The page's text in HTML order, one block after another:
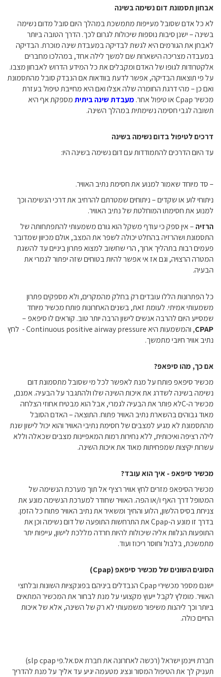
אבחון תסמונת דום נשימה בשינה
לא כל אדם שסובל מעייפות מתמשכת במהלך היום סובל מדום נשימה
בשינה – ישנן סיבות נוספות שיכולות לגרום לכך. הדרך הטובה ביותר
לאבחן את הגורמים היא לגשת לבדיקה במעבדת שינה מוכרת. הבדיקה
במעבדה מצריכה הישארות שם למשך לילה אחד, במהלכו מחברים
אלקטרודות לגופו של האדם ומקבלים את כל המידע הדרוש לאבחון מצבו.
על פי תוצאות הבדיקה, אפשר לדעת בוודאות אם הנבדק סובל מהתסמונת
ואם כן – מהי דרגת החומרה שלה אצלו ואם היא מחייבת טיפול בעזרת
מכשיר Cpap או טיפול אחר.
מעבדת שינה ביתיתמספקת אף היא
תשובה לגבי חסימה נשימתית במהלך השינה.
דרכים לטיפול בדום נשימה בשינה
עד היום הדרכים להתמודדות עם דום נשימה בשינה היו:
– סד מיוחד שאמור למנוע את חסימת נתיב האוויר.
ניתוחי לוע או שקדים – ניתוחים שמטרתם להרחיב את דרכי הנשימה וכך
למנוע את חסימתו המוחלטת של נתיב האוויר.
הרזיה – אין ספק כי עודף משקל הוא גורם משמעותי להתפתחותה של
התסמונת ושהרזיה בהחלט יכולה לשפר את המצב, אולם מכיוון שמדובר
פעמים רבות בתהליך ארוך, הרי שחשוב למצוא פתרון ביניים עד להשגת
המטרה הרצויה, וגם אז אי אפשר להיות בטוחים שזה יפתור לגמרי את
הבעיה.
כל הפתרונות הללו עובדים רק בחלק מהמקרים, ולא מספקים פתרון
משמעותי אמיתי. לעומת זאת, בשנים האחרונות פותח מכשיר מיוחד
שמסייע היום להרבה אנשים לישון הרבה יותר טוב. קוראים לו סיפאפ –
CPAP, והמשמעות היאContinuous positive airway pressure- לחץ
נתיב אוויר חיובי מתמשך.
אם כך, מהו סיפאפ?
מכשיר סיפאפ פותח על מנת לאפשר לכל מי שסובל מתסמונת דום
נשימה בשינה לשדרג את איכות השינה שלו ולהתגבר על הבעיה. אמנם,
מכשיר ה-Cלא פותר את הבעיה לגמרי, אבל הוא מבטיח אחוזי הצלחה
מאוד גבוהים בהשארת נתיב האוויר פתוח. התוצאה – האדם הסובל
מהתסמונת לא מגיע למצבים של חסימת נתיבי האוויר והוא יכול לישון שנת
לילה רציפה ואיכותית, ללא נחירות רמות המאפיינות מצבים שכאלה וללא
עשרות יקיצות שמפחיתות מאוד את איכות השינה.
מכשיר סיפאפ - איך הוא עובד?
מכשיר הסיפאפ מזרים לחץ אוויר רציף אל תוך מערכת הנשימה של
המטופל דרך האף ו/או הפה. האוויר שחודר למערכת הנשימה מונע את
צניחת בסיס הלשון, הלוע והחיך ומשאיר את נתיב האוויר פתוח כל הזמן.
בדרך זו מונע ה-Cpap את התרחשות התופעה של דום נשימה וכן את
התופעות הנלוות אליה שיכולות להיות חרדה מללכת לישון, עייפות יתר
מתמשכת, בלבול וחוסר ריכוז ועוד.
הסוגים השונים של מכשיר סיפאפ (Cpap)
ישנם מספר מכשירי Cpap הנבדלים ביניהם בפונקציות השונות ובלחצי
האוויר. מומלץ לקבל ייעוץ מקצועי על מנת לבחור את המכשיר המתאים
ביותר וכך ליהנות משיפור משמעותי לא רק של השינה, אלא של איכות
החיים כולה.
חברת ויינמן ישראל (רכשה לאחרונה את חברת אס.אל.פי slp cpap)
תעניק לך את הטיפול המסור ונציג מטעמה יגיע עד אליך על מנת להדריך